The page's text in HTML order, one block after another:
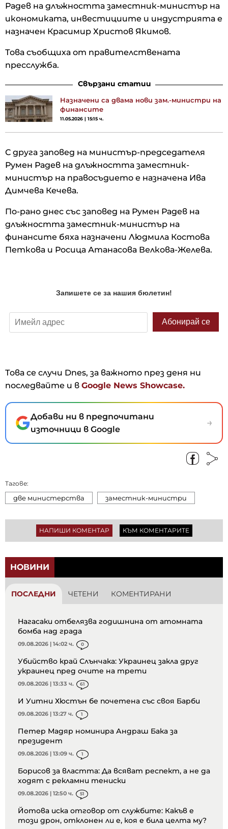
Радев на длъжността заместник-министър на
икономиката, инвестициите и индустрията е
назначен Красимир Христов Якимов.
Това съобщиха от правителствената
пресслужба.
Свързани статии
Назначени са двама нови зам.-министри на
финансите
11.05.2026 | 15:15 ч.
С друга заповед на министър-председателя
Румен Радев на длъжността заместник-
министър на правосъдието е назначена Ива
Димчева Кечева.
По-рано днес със заповед на Румен Радев на
длъжността заместник-министър на
финансите бяха назначени Людмила Костова
Петкова и Росица Атанасова Велкова-Желева.
Това се случи Dnes, за важното през деня ни
последвайте и в Google News Showcase.
Добави ни в предпочитани
източници в Google
→
Тагове:
две министерства заместник-министри
НАПИШИ КОМЕНТАР КЪМ КОМЕНТАРИТЕ
НОВИНИ
ПОСЛЕДНИ ЧЕТЕНИ КОМЕНТИРАНИ
Нагасаки отбелязва годишнина от атомната
бомба над града
09.08.2026 | 14:02 ч. 0
Убийство край Слънчака: Украинец закла друг
украинец пред очите на трети
09.08.2026 | 13:33 ч. 61
И Уитни Хюстън бе почетена със своя Барби
09.08.2026 | 13:27 ч. 1
Петер Мадяр номинира Андраш Бака за
президент
09.08.2026 | 13:09 ч. 1
Борисов за властта: Да всяват респект, а не да
ходят с рекламни тениски
09.08.2026 | 12:50 ч. 51
Йотова иска отговор от службите: Какъв е
този дрон, отклонен ли е, коя е била целта му?